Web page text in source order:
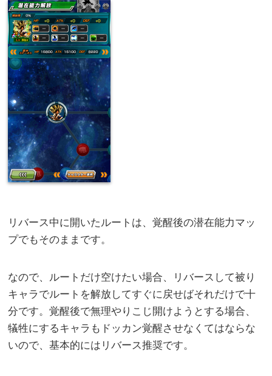
リバース中に開いたルートは、覚醒後の潜在能力マッ
プでもそのままです。
なので、ルートだけ空けたい場合、リバースして被り
キャラでルートを解放してすぐに戻せばそれだけで十
分です。覚醒後で無理やりこじ開けようとする場合、
犠牲にするキャラもドッカン覚醒させなくてはならな
いので、基本的にはリバース推奨です。